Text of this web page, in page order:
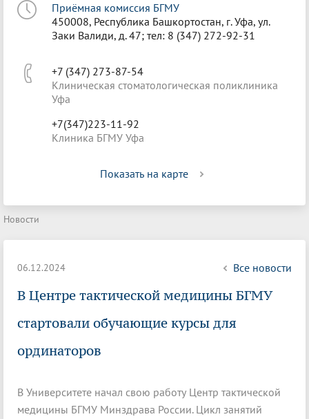
Приёмная комиссия БГМУ
450008, Республика Башкортостан, г. Уфа, ул.
Заки Валиди, д. 47; тел: 8 (347) 272-92-31
+7 (347) 273-87-54
Клиническая стоматологическая поликлиника
Уфа
+7(347)223-11-92
Клиника БГМУ Уфа
Показать на карте
Новости
06.12.2024 Все новости
В Центре тактической медицины БГМУ
стартовали обучающие курсы для
ординаторов
В Университете начал свою работу Центр тактической
медицины БГМУ Минздрава России. Цикл занятий